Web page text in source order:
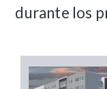
durante los